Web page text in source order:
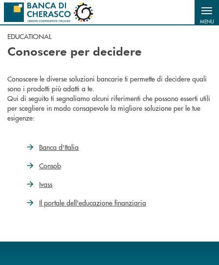
Salta al contenuto principale
MENU
EDUCATIONAL
Conoscere per decidere
Conoscere le diverse soluzioni bancarie ti permette di decidere quali
sono i prodotti più adatti a te.
Qui di seguito ti segnaliamo alcuni riferimenti che possono esserti utili
per scegliere in modo consapevole la migliore soluzione per le tue
esigenze:
Banca d'Italia
Consob
Ivass
Il portale dell'educazione finanziaria